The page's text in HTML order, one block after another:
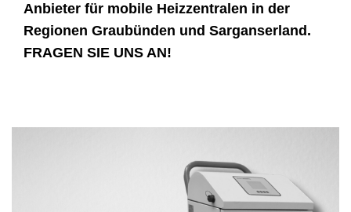
Anbieter für mobile Heizzentralen in der
Regionen Graubünden und Sarganserland.
FRAGEN SIE UNS AN!